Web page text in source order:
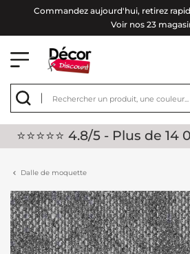
Commandez aujourd'hui, retirez
Voir nos 23
⭐⭐⭐⭐⭐ 4.8/5 - Plus de
Dalle de moquette